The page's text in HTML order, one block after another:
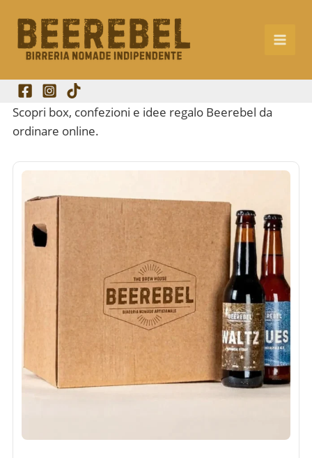
contenuto
Scopri box, confezioni e idee regalo Beerebel da
ordinare online.